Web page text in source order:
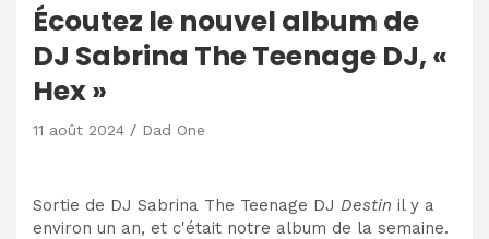
Écoutez le nouvel album de
DJ Sabrina The Teenage DJ, «
Hex »
11 août 2024 Dad One
Sortie de DJ Sabrina The Teenage DJ Destin il y a
environ un an, et c'était notre album de la semaine.